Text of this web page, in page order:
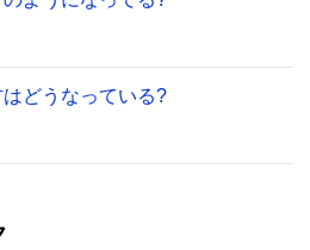
どうなっている?